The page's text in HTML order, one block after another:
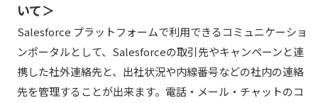
いて＞
Salesforce プラットフォームで利用できるコミュニケーショ
ンポータルとして、Salesforceの取引先やキャンペーンと連
携した社外連絡先と、出社状況や内線番号などの社内の連絡
先を管理することが出来ます。電話・メール・チャットのコ